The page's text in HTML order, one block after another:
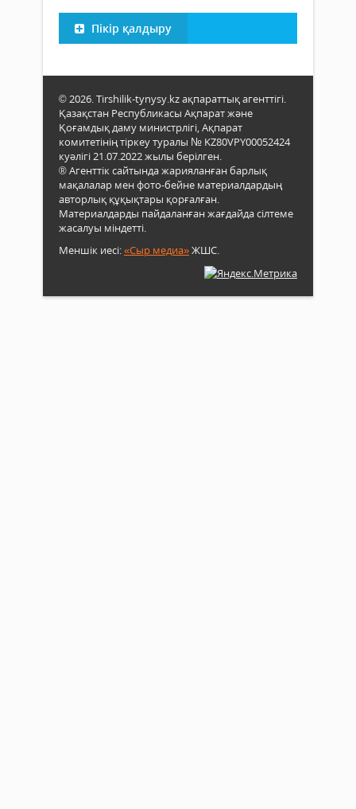
Пікір қалдыру
© 2026. Tirshilik-tynysy.kz ақпараттық агенттігі.
Қазақстан Республикасы Ақпарат және
Қоғамдық даму министрлігі, Ақпарат
комитетінің тіркеу туралы № KZ80VPY00052424
куәлігі 21.07.2022 жылы берілген.
® Агенттік сайтында жарияланған барлық
мақалалар мен фото-бейне материалдардың
авторлық құқықтары қорғалған.
Материалдарды пайдаланған жағдайда сілтеме
жасалуы міндетті.
Меншік иесі:«Сыр медиа»ЖШС.